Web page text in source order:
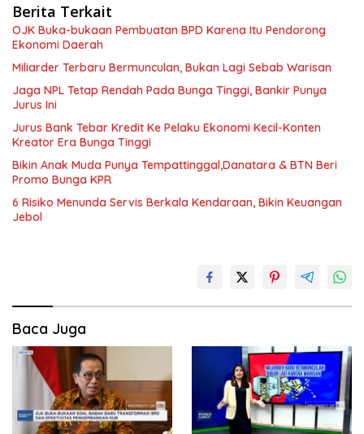
Berita Terkait
OJK Buka-bukaan Pembuatan BPD Karena Itu Pendorong
Ekonomi Daerah
Miliarder Terbaru Bermunculan, Bukan Lagi Sebab Warisan
Jaga NPL Tetap Rendah Pada Bunga Tinggi, Bankir Punya
Jurus Ini
Jurus Bank Tebar Kredit Ke Pelaku Ekonomi Kecil-Konten
Kreator Era Bunga Tinggi
Bikin Anak Muda Punya Tempattinggal,Danatara & BTN Beri
Promo Bunga KPR
6 Risiko Menunda Servis Berkala Kendaraan, Bikin Keuangan
Jebol
Baca Juga